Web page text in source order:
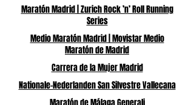
Maratón Madrid | Zurich Rock ’n’ Roll Running
Series
Medio Maratón Madrid | Movistar Medio
Maratón de Madrid
Carrera de la Mujer Madrid
Nationale-Nederlanden San Silvestre Vallecana